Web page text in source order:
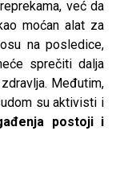
već da
moćan alat za
na posledice,
sprečiti dalja
Međutim,
su aktivisti i
postoji i